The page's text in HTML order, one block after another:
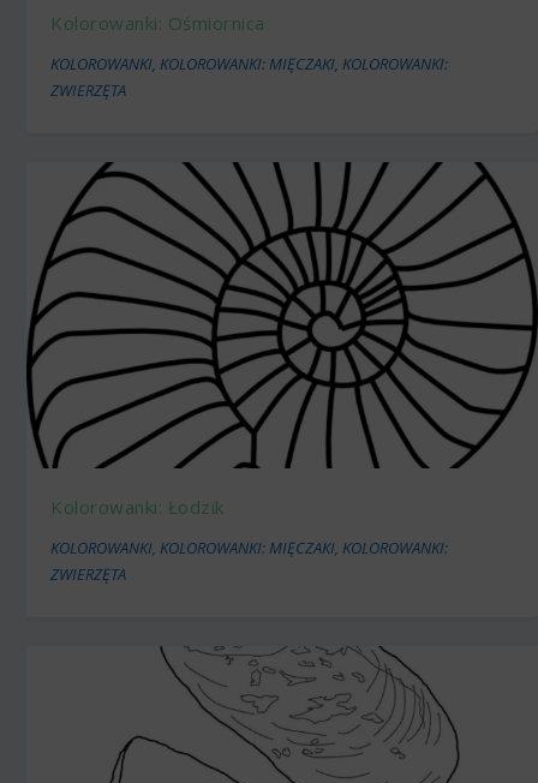
Kolorowanki: Ośmiornica
KOLOROWANKI,KOLOROWANKI: MIĘCZAKI,KOLOROWANKI:
ZWIERZĘTA
Kolorowanki: Łodzik
KOLOROWANKI,KOLOROWANKI: MIĘCZAKI,KOLOROWANKI:
ZWIERZĘTA